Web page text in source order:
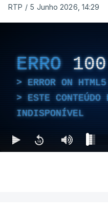
RTP / 5 Junho 2026, 14:29
ERRO 100
ERROR ON
ESTE CONTEÚDO
INDISPONÍVEL